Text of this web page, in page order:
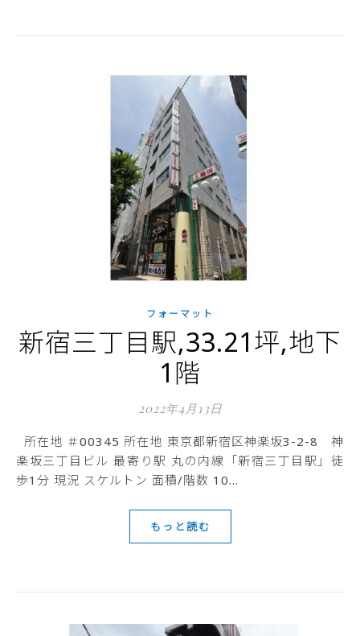
フォーマット
新宿三丁目駅,33.21坪,地下
1階
2022年4月13日
所在地 ＃00345 所在地 東京都新宿区神楽坂3-2-8 神
楽坂三丁目ビル 最寄り駅 丸の内線「新宿三丁目駅」徒
歩1分 現況 スケルトン 面積/階数 10…
もっと読む